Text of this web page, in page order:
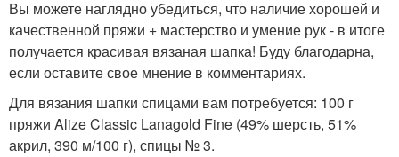
Вы можете наглядно убедиться, что наличие хорошей и
качественной пряжи + мастерство и умение рук - в итоге
получается красивая вязаная шапка! Буду благодарна,
если оставите свое мнение в комментариях.
Для вязания шапки спицами вам потребуется: 100 г
пряжи Alize Classic Lanagold Fine (49% шерсть, 51%
акрил, 390 м/100 г), спицы № 3.